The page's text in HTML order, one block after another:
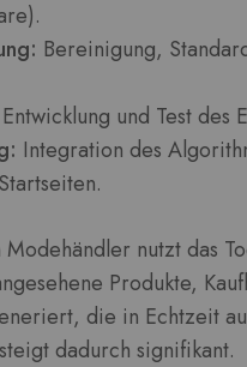
Bereinigung,
Entwicklung und Test des
Integration des
nutzt das
Produkte,
die in Echtzeit
dadurch signifikant.